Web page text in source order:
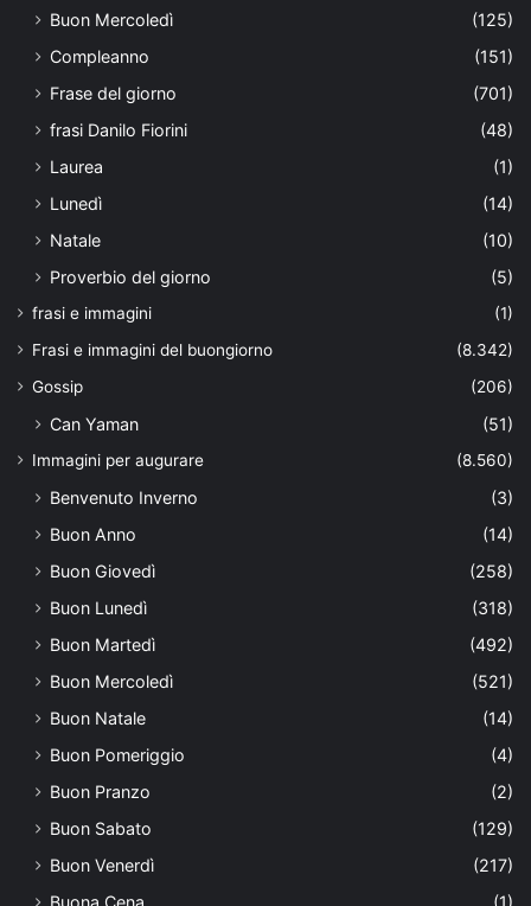
Buon Mercoledì
(125)
Compleanno
(151)
Frase del giorno
(701)
frasi Danilo Fiorini
(48)
Laurea
(1)
Lunedì
(14)
Natale
(10)
Proverbio del giorno
(5)
frasi e immagini
(1)
Frasi e immagini del buongiorno
(8.342)
Gossip
(206)
Can Yaman (51)
Immagini per augurare (8.560)
Benvenuto Inverno
(3)
Buon Anno
(14)
Buon Giovedì
(258)
Buon Lunedì
(318)
Buon Martedì
(492)
Buon Mercoledì
(521)
Buon Natale
(14)
Buon Pomeriggio
(4)
Buon Pranzo
(2)
Buon Sabato
(129)
Buon Venerdì
(217)
Buona Cena
(1)